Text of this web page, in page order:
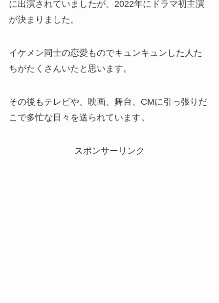
に出演されていましたが、2022年にドラマ初主演
が決まりました。
イケメン同士の恋愛ものでキュンキュンした人た
ちがたくさんいたと思います。
その後もテレビや、映画、舞台、CMに引っ張りだ
こで多忙な日々を送られています。
スポンサーリンク